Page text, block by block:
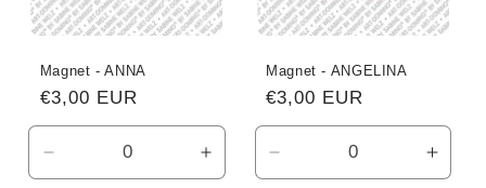
Magnet - ANNA
Normaler
Preis
€3,00 EUR
Verringere
Erhöhe
Magnet - ANGELINA
Normaler
Preis
€3,00 EUR
Verringere